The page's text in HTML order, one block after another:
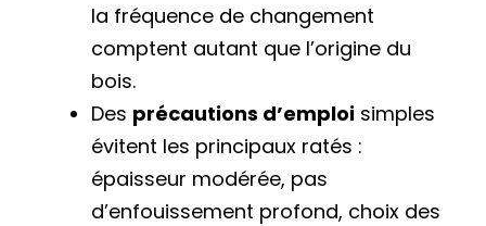
la fréquence de changement
comptent autant que l’origine du
bois.
Des précautions d’emploi simples
évitent les principaux ratés :
épaisseur modérée, pas
d’enfouissement profond, choix des